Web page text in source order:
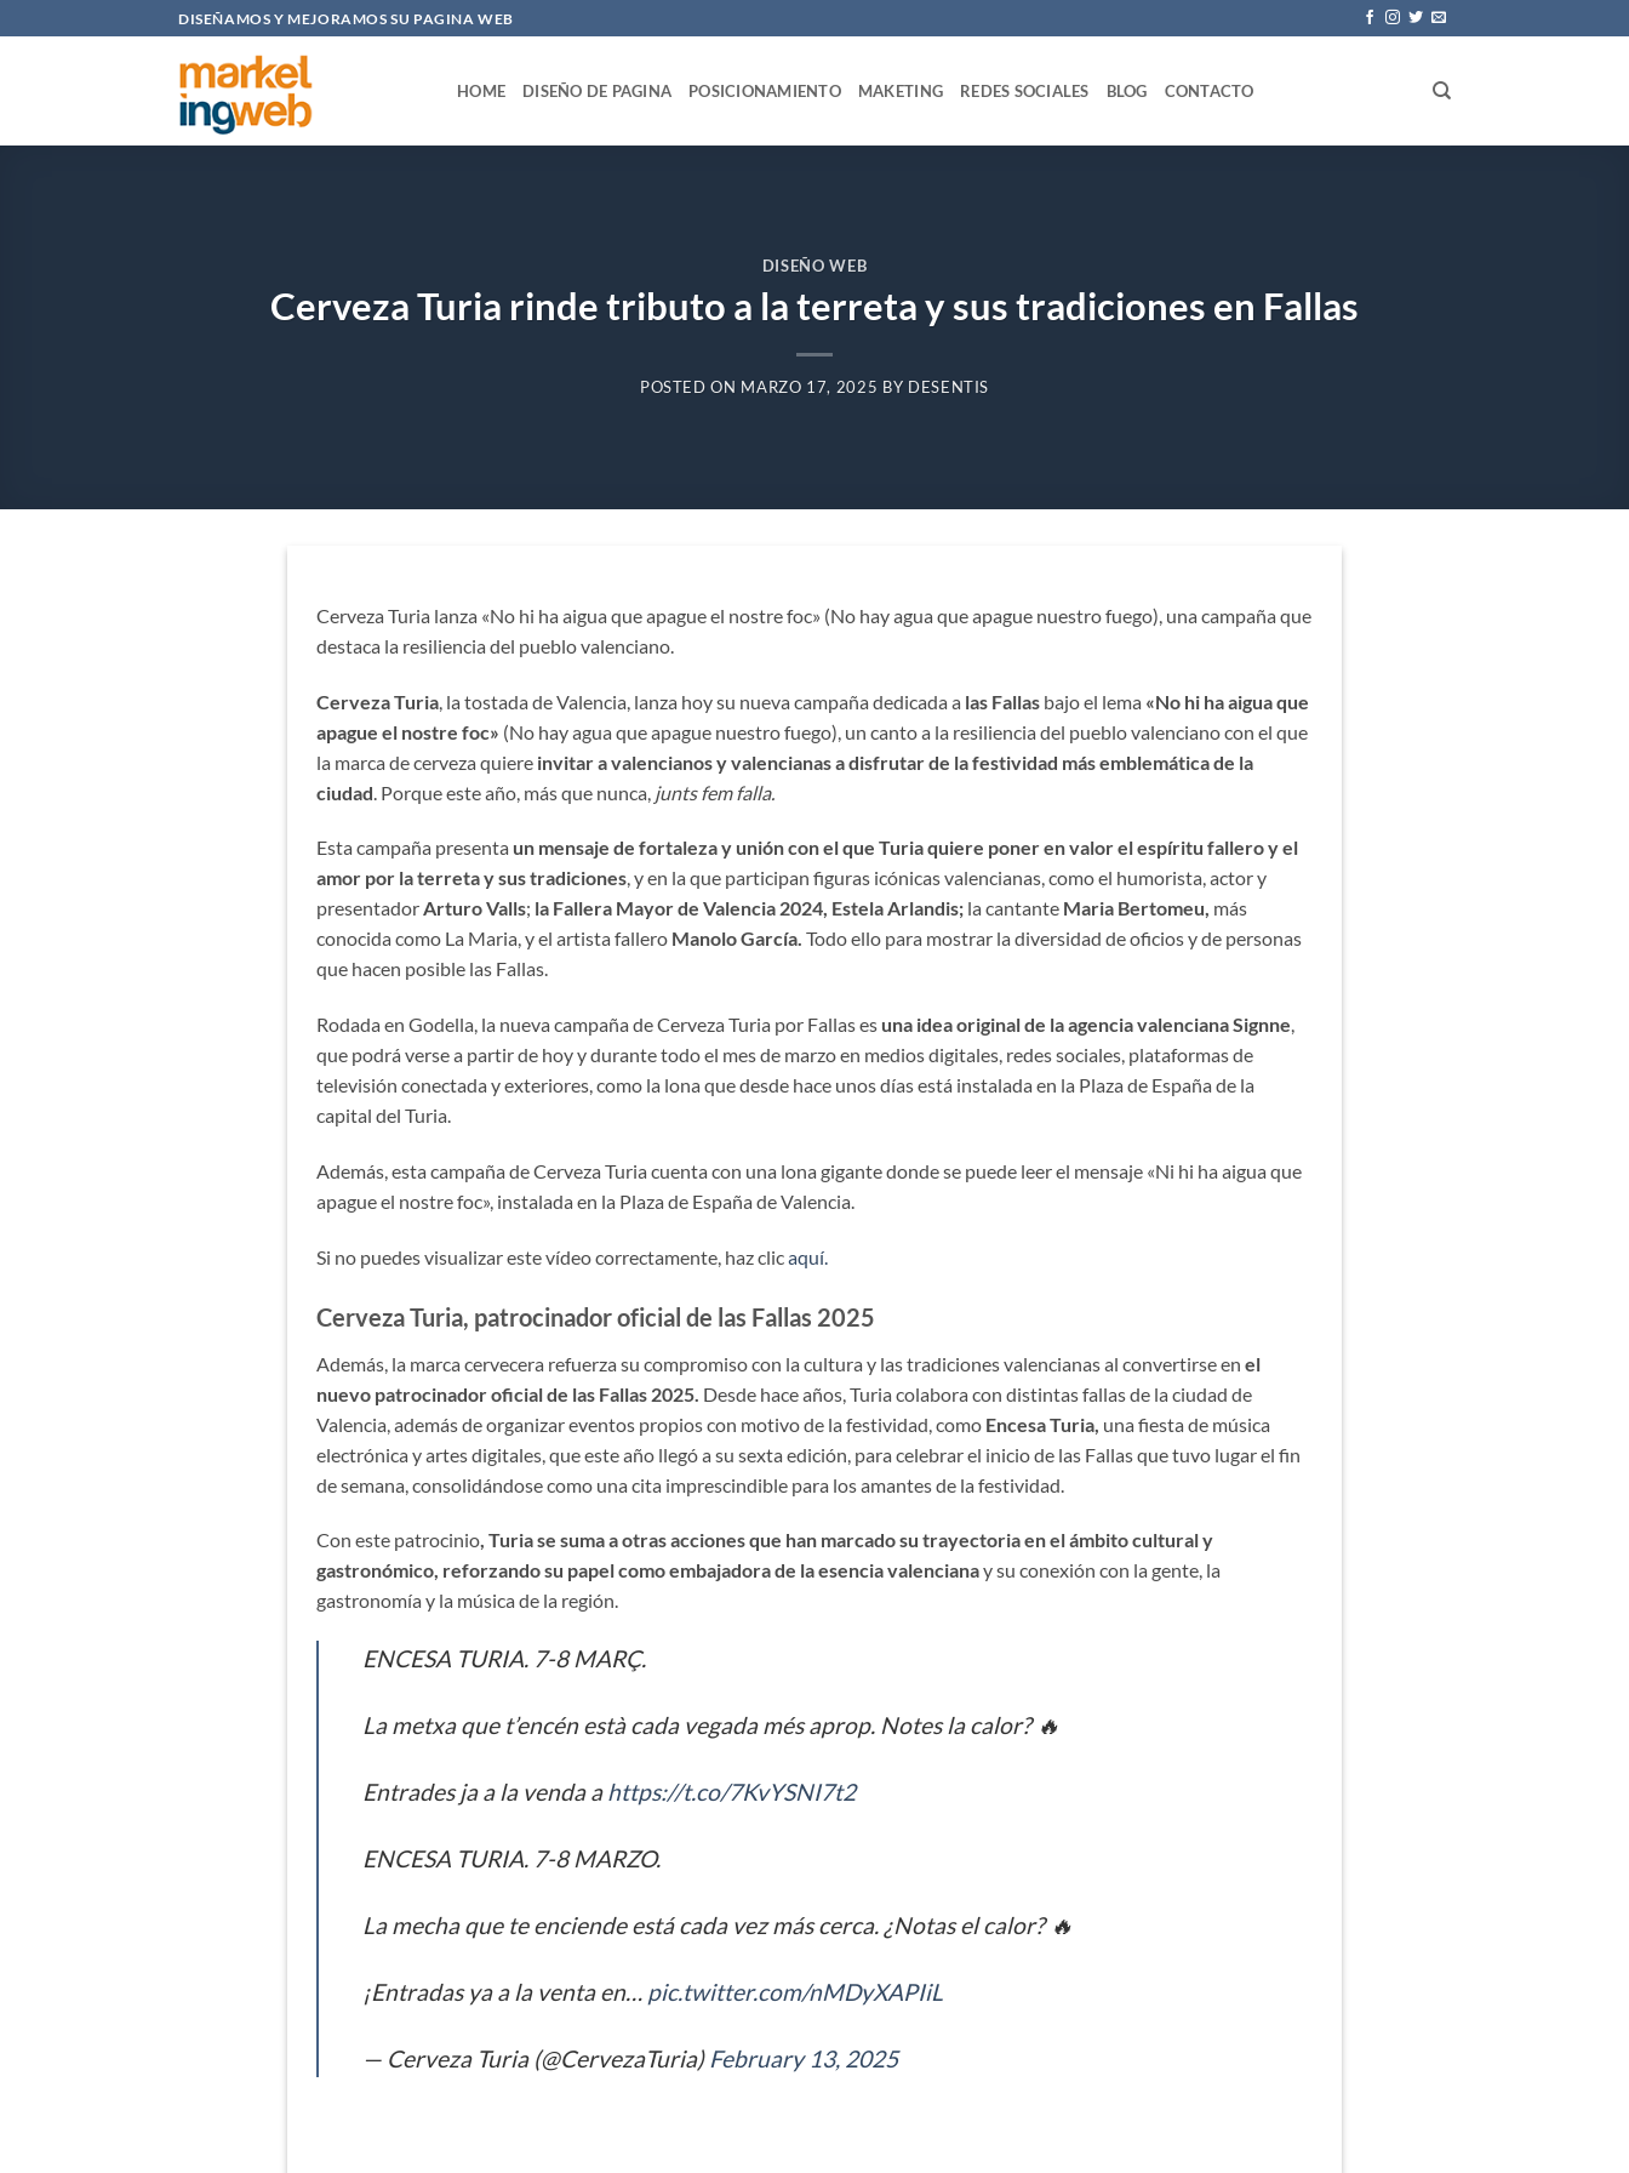
al
DISEÑAMOS Y MEJORAMOS SU PAGINA WEB
HOME DISEÑO DE PAGINA POSICIONAMIENTO MAKETING REDES SOCIALES BLOG CONTACTO
DISEÑO WEB
Cerveza Turia rinde tributo a la terreta y sus tradiciones en Fallas
POSTED ON MARZO 17, 2025 BY DESENTIS
Cerveza Turia lanza «No hi ha aigua que apague el nostre foc» (No hay agua que apague nuestro fuego), una campaña que
destaca la resiliencia del pueblo valenciano.
Cerveza Turia , la tostada de Valencia, lanza hoy su nueva campaña dedicada a las Fallas bajo el lema «No hi ha aigua que
apague el nostre foc» (No hay agua que apague nuestro fuego), un canto a la resiliencia del pueblo valenciano con el que
la marca de cerveza quiere invitar a valencianos y valencianas a disfrutar de la festividad más emblemática de la
ciudad . Porque este año, más que nunca, junts fem falla.
Esta campaña presenta un mensaje de fortaleza y unión con el que Turia quiere poner en valor el espíritu fallero y el
amor por la terreta y sus tradiciones, y en la que participan figuras icónicas valencianas, como el humorista, actor y
presentadorArturo Valls; la Fallera Mayor de Valencia 2024, Estela Arlandis; la cantante Maria Bertomeu, más
conocida como La Maria, y el artista fallero Manolo García. Todo ello para mostrar la diversidad de oficios y de personas
que hacen posible las Fallas.
Rodada en Godella, la nueva campaña de Cerveza Turia por Fallas es una idea original de la agencia valenciana Signne,
que podrá verse a partir de hoy y durante todo el mes de marzo en medios digitales, redes sociales, plataformas de
televisión conectada y exteriores, como la lona que desde hace unos días está instalada en la Plaza de España de la
capital del Turia.
Además, esta campaña de Cerveza Turia cuenta con una lona gigante donde se puede leer el mensaje «Ni hi ha aigua que
apague el nostre foc», instalada en la Plaza de España de Valencia.
Si no puedes visualizar este vídeo correctamente, haz clicaquí.
Cerveza Turia, patrocinador oficial de las Fallas 2025
Además, la marca cervecera refuerza su compromiso con la cultura y las tradiciones valencianas al convertirse en el
nuevo patrocinador oficial de las Fallas 2025. Desde hace años, Turia colabora con distintas fallas de la ciudad de
Valencia, además de organizar eventos propios con motivo de la festividad, como Encesa Turia, una fiesta de música
electrónica y artes digitales, que este año llegó a su sexta edición, para celebrar el inicio de las Fallas que tuvo lugar el fin
de semana, consolidándose como una cita imprescindible para los amantes de la festividad.
Con este patrocinio, Turia se suma a otras acciones que han marcado su trayectoria en el ámbito cultural y
gastronómico, reforzando su papel como embajadora de la esencia valencianay su conexión con la gente, la
gastronomía y la música de la región.
ENCESA TURIA. 7-8 MARÇ.
La metxa que t’encén està cada vegada més aprop. Notes la calor? 🔥
Entrades ja a la venda ahttps://t.co/7KvYSNI7t2
ENCESA TURIA. 7-8 MARZO.
La mecha que te enciende está cada vez más cerca. ¿Notas el calor? 🔥
¡Entradas ya a la venta en… pic.twitter.com/nMDyXAPIiL
— Cerveza Turia (@CervezaTuria) February 13, 2025